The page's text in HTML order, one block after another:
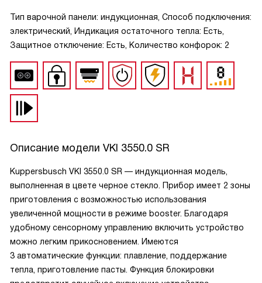
Тип варочной панели: индукционная, Способ подключения:
электрический, Индикация остаточного тепла: Есть,
Защитное отключение: Есть, Количество конфорок: 2
Описание модели VKI 3550.0 SR
Kuppersbusch VKI 3550.0 SR — индукционная модель,
выполненная в цвете черное стекло. Прибор имеет 2 зоны
приготовления с возможностью использования
увеличенной мощности в режиме booster. Благодаря
удобному сенсорному управлению включить устройство
можно легким прикосновением. Имеются
3 автоматические функции: плавление, поддержание
тепла, приготовление пасты. Функция блокировки